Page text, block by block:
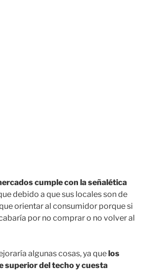
cumple con la señalética
debido a que sus locales son de
orientar al consumidor porque si
por no comprar o no volver al
algunas cosas, ya que los
superior del techo y cuesta